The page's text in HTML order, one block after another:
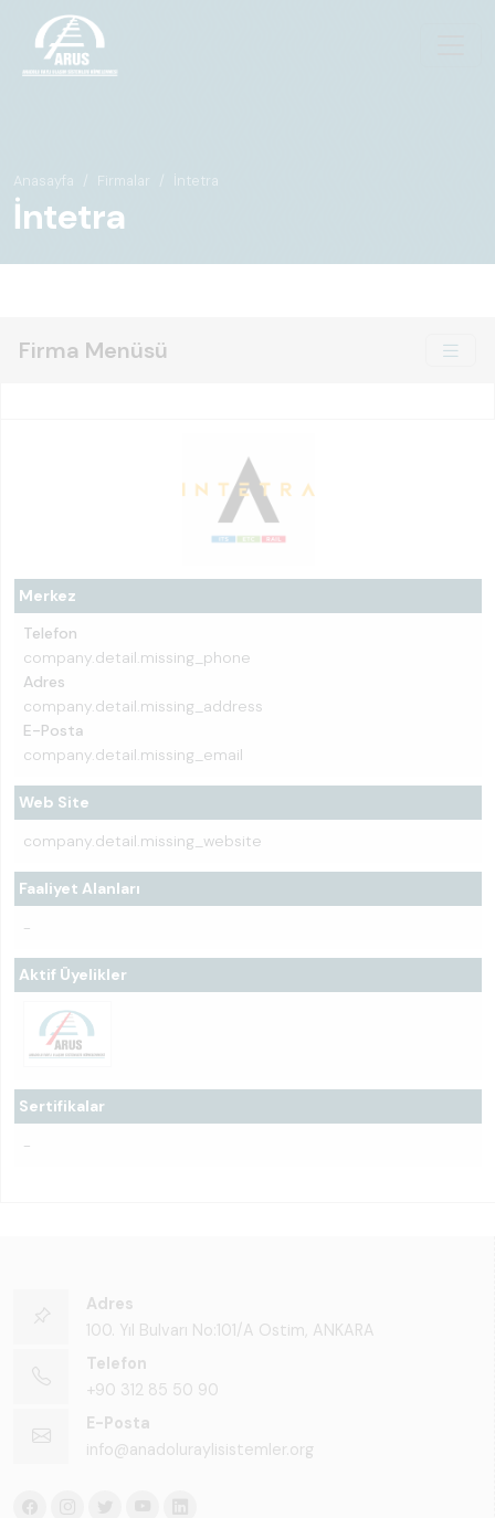
Anasayfa Firmalar İntetra
İntetra
Firma Menüsü
Merkez
Telefon
company.detail.missing_phone
Adres
company.detail.missing_address
E-Posta
company.detail.missing_email
Web Site
company.detail.missing_website
Faaliyet Alanları
-
Aktif Üyelikler
Sertifikalar
-
Adres
100. Yıl Bulvarı No:101/A Ostim, ANKARA
Telefon
+90 312 85 50 90
E-Posta
info@anadoluraylisistemler.org